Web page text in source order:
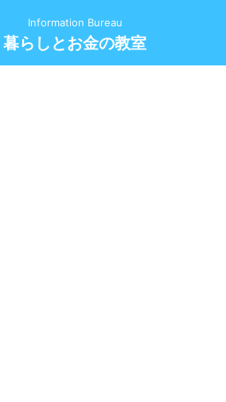
Information Bureau
暮らしとお金の教室